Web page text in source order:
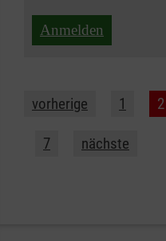
Anmelden
vorherige 1 2
7 nächste